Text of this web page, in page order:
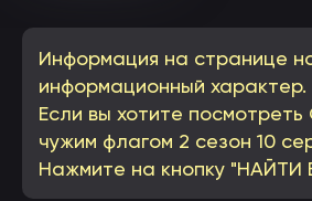
Информация на странице
информационный характер.
Если вы хотите
чужим флагом 2 сезон 10
Нажмите на кнопку "НАЙТИ